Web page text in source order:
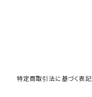
特定商取引法に基づく表記